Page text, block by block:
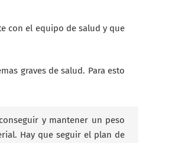
con el equipo de salud y que
graves de salud. Para esto
y mantener un peso
Hay que seguir el plan de